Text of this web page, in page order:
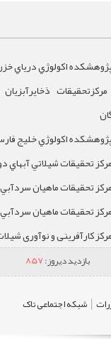
پژوهشکده اکولوژي درياي
مرکزتحقيقات
پژوهشکده اکولوژي خليج
مرکز تحقيقات شيلاتي آبهاي
مرکز تحقيقات ماهيان
مرکز تحقيقات ماهيان
مرکز کارآفرینی و نوآوری
بازدید دیروز:857
| شبکه اجتماعی تاک